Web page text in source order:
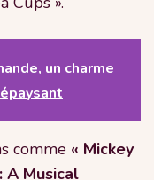
un charme
comme « Mickey
A Musical